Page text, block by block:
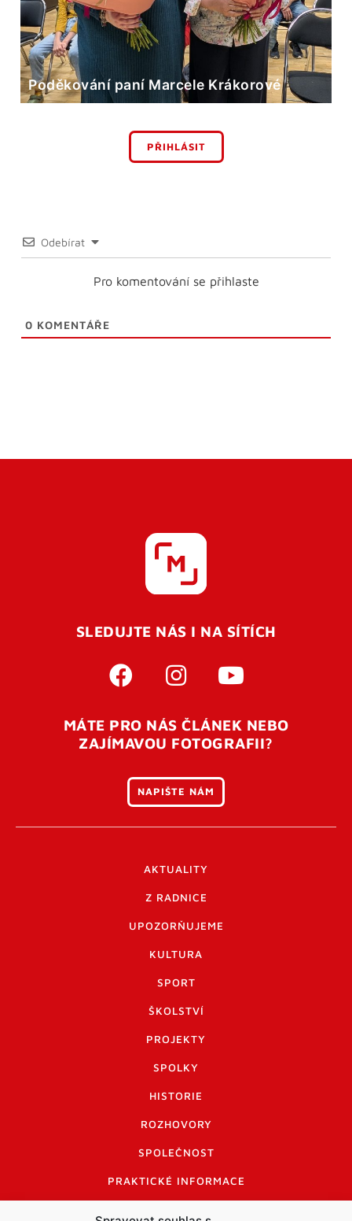
Poděkování paní Marcele Krákorové
PŘIHLÁSIT
Odebírat
Pro komentování se přihlaste
0 KOMENTÁŘE
SLEDUJTE NÁS I NA SÍTÍCH
MÁTE PRO NÁS ČLÁNEK NEBO
ZAJÍMAVOU FOTOGRAFII?
NAPIŠTE NÁM
AKTUALITY
Z RADNICE
UPOZORŇUJEME
KULTURA
SPORT
ŠKOLSTVÍ
PROJEKTY
SPOLKY
HISTORIE
ROZHOVORY
SPOLEČNOST
PRAKTICKÉ INFORMACE